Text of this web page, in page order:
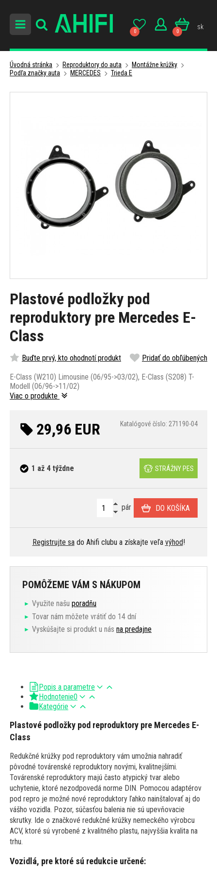
0 0
sk
Úvodná stránka Reproduktory do auta
Montážne krúžky
Podľa značky auta
MERCEDES Trieda E
Plastové podložky pod
reproduktory pre Mercedes E-
Class
Buďte prvý, kto ohodnotí produkt Pridať do obľúbených
E-Class (W210) Limousine (06/95->03/02), E-Class (S208) T-
Modell (06/96->11/02)
Viac o produkte
29,96 EUR Katalógové číslo: 271190-04
1 až 4 týždne STRÁŽNY PES
pár DO KOŠÍKA
Registrujte sado Ahifi clubu a získajte veľa výhod!
POMÔŽEME VÁM S NÁKUPOM
Využite našu poradňu
Tovar nám môžete vrátiť do 14 dní
Vyskúšajte si produkt u nás na predajne
Popis a parametre
Hodnotenie0
Kategórie
Plastové podložky pod reproduktory pre Mercedes E-
Class
Redukčné krúžky pod reproduktory vám umožnia nahradiť
pôvodné továrenské reproduktory novými, kvalitnejšími.
Továrenské reproduktory majú často atypický tvar alebo
uchytenie, ktoré nezodpovedá norme DIN. Pomocou adaptérov
pod repro je možné nové reproduktory ľahko nainštalovať aj do
vášho vozidla. Pozor, súčasťou balenia nie sú upevňovacie
skrutky. Ide o značkové redukčné krúžky nemeckého výrobcu
ACV, ktoré sú vyrobené z kvalitného plastu, najvyššia kvalita na
trhu.
Vozidlá, pre ktoré sú redukcie určené: